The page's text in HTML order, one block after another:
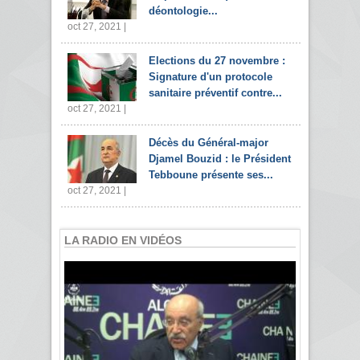
déontologie...
oct 27, 2021 |
Elections du 27 novembre :
Signature d'un protocole
sanitaire préventif contre...
oct 27, 2021 |
Décès du Général-major
Djamel Bouzid : le Président
Tebboune présente ses...
oct 27, 2021 |
LA RADIO EN VIDÉOS